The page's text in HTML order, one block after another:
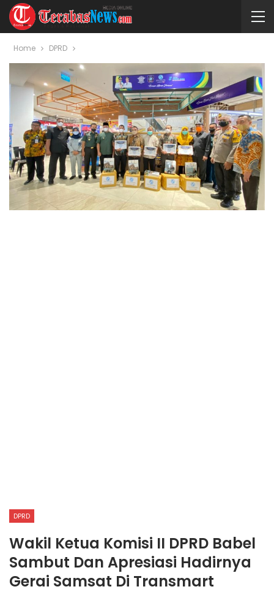
Home DPRD
DPRD
Wakil Ketua Komisi II DPRD Babel
Sambut Dan Apresiasi Hadirnya
Gerai Samsat Di Transmart